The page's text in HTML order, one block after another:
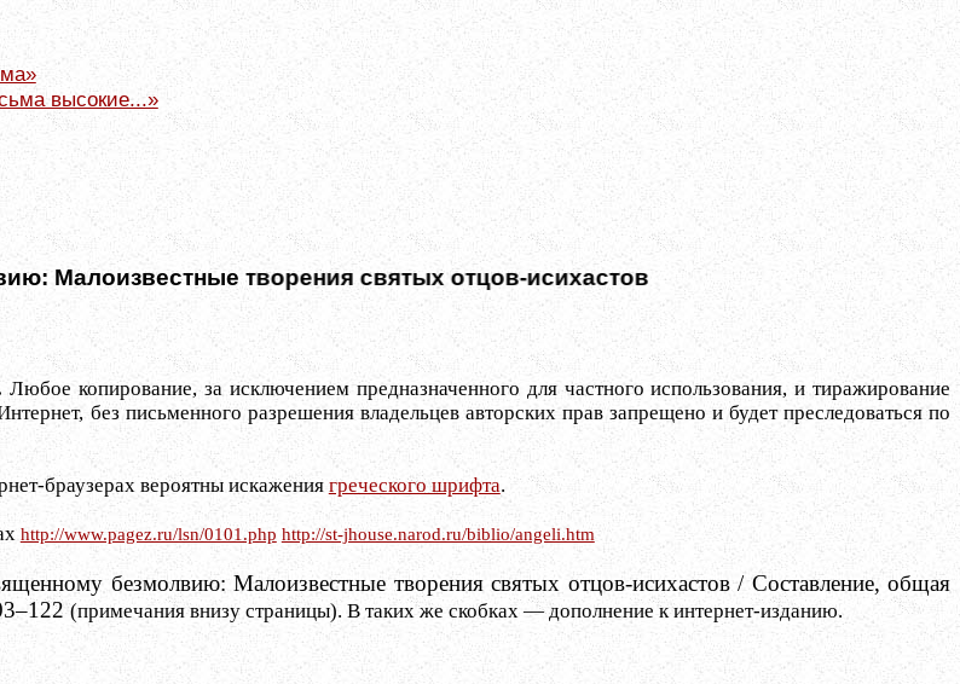
высокие...»
творения святых отцов-исихастов
Любое копирование, за исключением предназначенного для частного использования, и тиражирование
без письменного разрешения владельцев авторских прав запрещено и будет преследоваться по
браузерах вероятны искажения греческого шрифта.
http://www.pagez.ru/lsn/0101.php http://st-jhouse.narod.ru/biblio/angeli.htm
безмолвию: Малоизвестные творения святых отцов-исихастов / Составление, общая
(примечания внизу страницы). В таких же скобках — дополнение к интернет-изданию.